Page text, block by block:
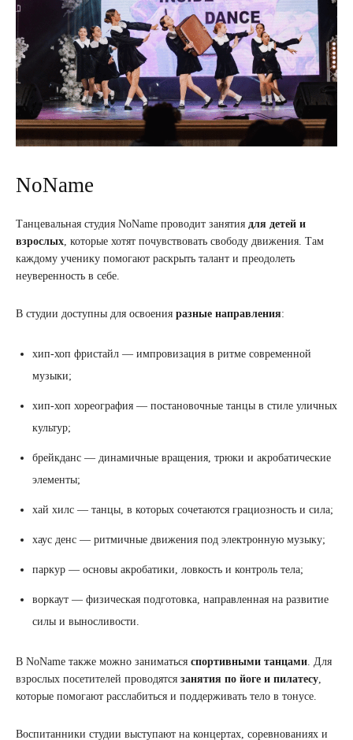
NoName
Танцевальная студия NoName проводит занятия для детей и
взрослых, которые хотят почувствовать свободу движения. Там
каждому ученику помогают раскрыть талант и преодолеть
неуверенность в себе.
В студии доступны для освоения разные направления:
хип-хоп фристайл — импровизация в ритме современной
музыки;
хип-хоп хореография — постановочные танцы в стиле уличных
культур;
брейкданс — динамичные вращения, трюки и акробатические
элементы;
хай хилс — танцы, в которых сочетаются грациозность и сила;
хаус денс — ритмичные движения под электронную музыку;
паркур — основы акробатики, ловкость и контроль тела;
воркаут — физическая подготовка, направленная на развитие
силы и выносливости.
В NoName также можно заниматься спортивными танцами. Для
взрослых посетителей проводятся занятия по йоге и пилатесу,
которые помогают расслабиться и поддерживать тело в тонусе.
Воспитанники студии выступают на концертах, соревнованиях и